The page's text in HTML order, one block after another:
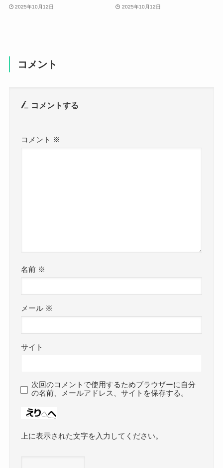
2025年10月12日 2025年10月12日
コメント
コメントする
コメント ※
名前 ※
メール ※
サイト
次回のコメントで使用するためブラウザーに自分
の名前、メールアドレス、サイトを保存する。
上に表示された文字を入力してください。